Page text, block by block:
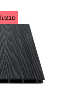
מבצע!